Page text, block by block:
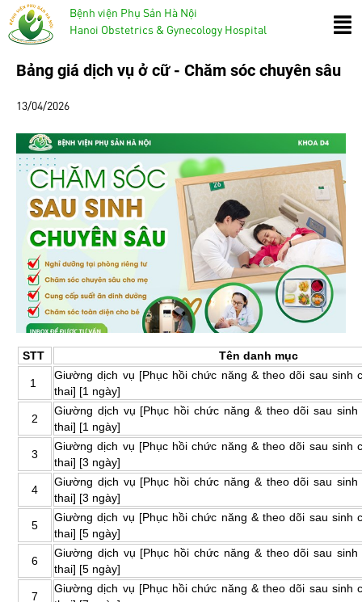
Bệnh viện Phụ Sản Hà Nội
Hanoi Obstetrics & Gynecology Hospital
Bảng giá dịch vụ ở cữ - Chăm sóc chuyên sâu
13/04/2026
STT Tên danh mục
1
Giường dịch vụ [Phục hồi chức năng & theo dõi sau sinh
thai] [1 ngày]
2
Giường dịch vụ [Phục hồi chức năng & theo dõi sau
thai] [1 ngày]
3
Giường dịch vụ [Phục hồi chức năng & theo dõi sau sinh
thai] [3 ngày]
4
Giường dịch vụ [Phục hồi chức năng & theo dõi sau
thai] [3 ngày]
5
Giường dịch vụ [Phục hồi chức năng & theo dõi sau sinh
thai] [5 ngày]
6
Giường dịch vụ [Phục hồi chức năng & theo dõi sau
thai] [5 ngày]
7
Giường dịch vụ [Phục hồi chức năng & theo dõi sau sinh